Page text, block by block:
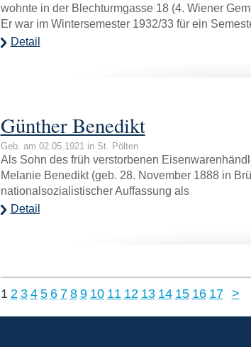
wohnte in der Blechturmgasse 18 (4. Wiener
Er war im Wintersemester 1932/33 für ein
Detail
Günther Benedikt
Geb. am 02.05.1921 in St. Pölten
Als Sohn des früh verstorbenen
Melanie Benedikt (geb. 28. November 1888 in
nationalsozialistischer Auffassung als
Detail
1 2 3 4 5 6 7 8 9 10 11 12 13 14 15 16 17 >